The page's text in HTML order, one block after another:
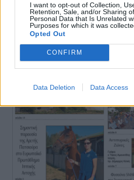
I want to opt-out of Collection,
Retention, Sale, and/or Sharing
Personal Data that Is Unrelated
Purposes for which it was
Opted Out
CONFIRM
Data Deletion Data Access